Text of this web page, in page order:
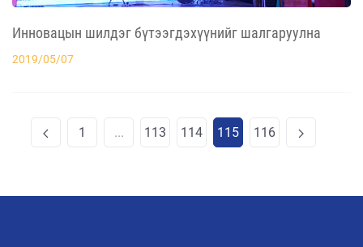
Инновацын шилдэг бүтээгдэхүүнийг шалгаруулна
2019/05/07
1 ... 113 114 115 116